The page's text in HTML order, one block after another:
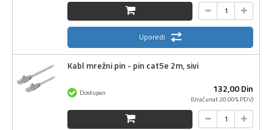
Uporedi
Kabl mrežni pin - pin cat5e 2m, sivi
132,00Din
(Uračunat 20.00% PDV)
Dostupan